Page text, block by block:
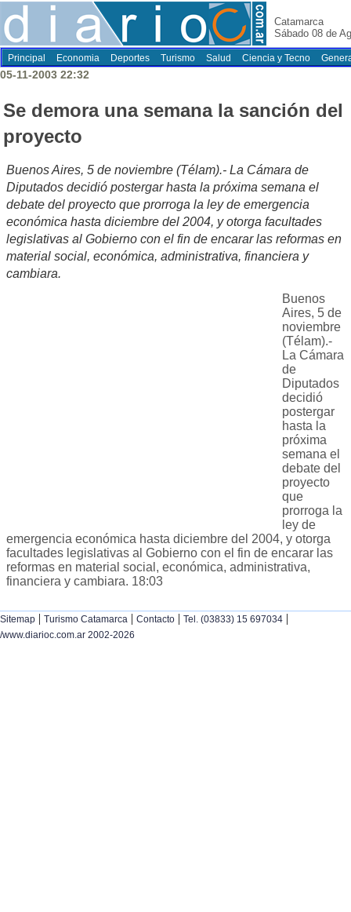
Catamarca
Sábado 08 de
Principal Economia Deportes Turismo Salud Ciencia y Tecno
05-11-2003 22:32
Se demora una semana la sanción del
proyecto
Buenos Aires, 5 de noviembre (Télam).- La Cámara de
Diputados decidió postergar hasta la próxima semana el
debate del proyecto que prorroga la ley de emergencia
económica hasta diciembre del 2004, y otorga facultades
legislativas al Gobierno con el fin de encarar las reformas en
material social, económica, administrativa, financiera y
cambiara.
Buenos
Aires, 5 de
noviembre
(Télam).-
La Cámara
de
Diputados
decidió
postergar
hasta la
próxima
semana el
debate del
proyecto
que
prorroga la
ley de
emergencia económica hasta diciembre del 2004, y otorga
facultades legislativas al Gobierno con el fin de encarar las
reformas en material social, económica, administrativa,
financiera y cambiara. 18:03
Sitemap | Turismo Catamarca | Contacto | Tel. (03833) 15 697034 |
/www.diarioc.com.ar 2002-2026